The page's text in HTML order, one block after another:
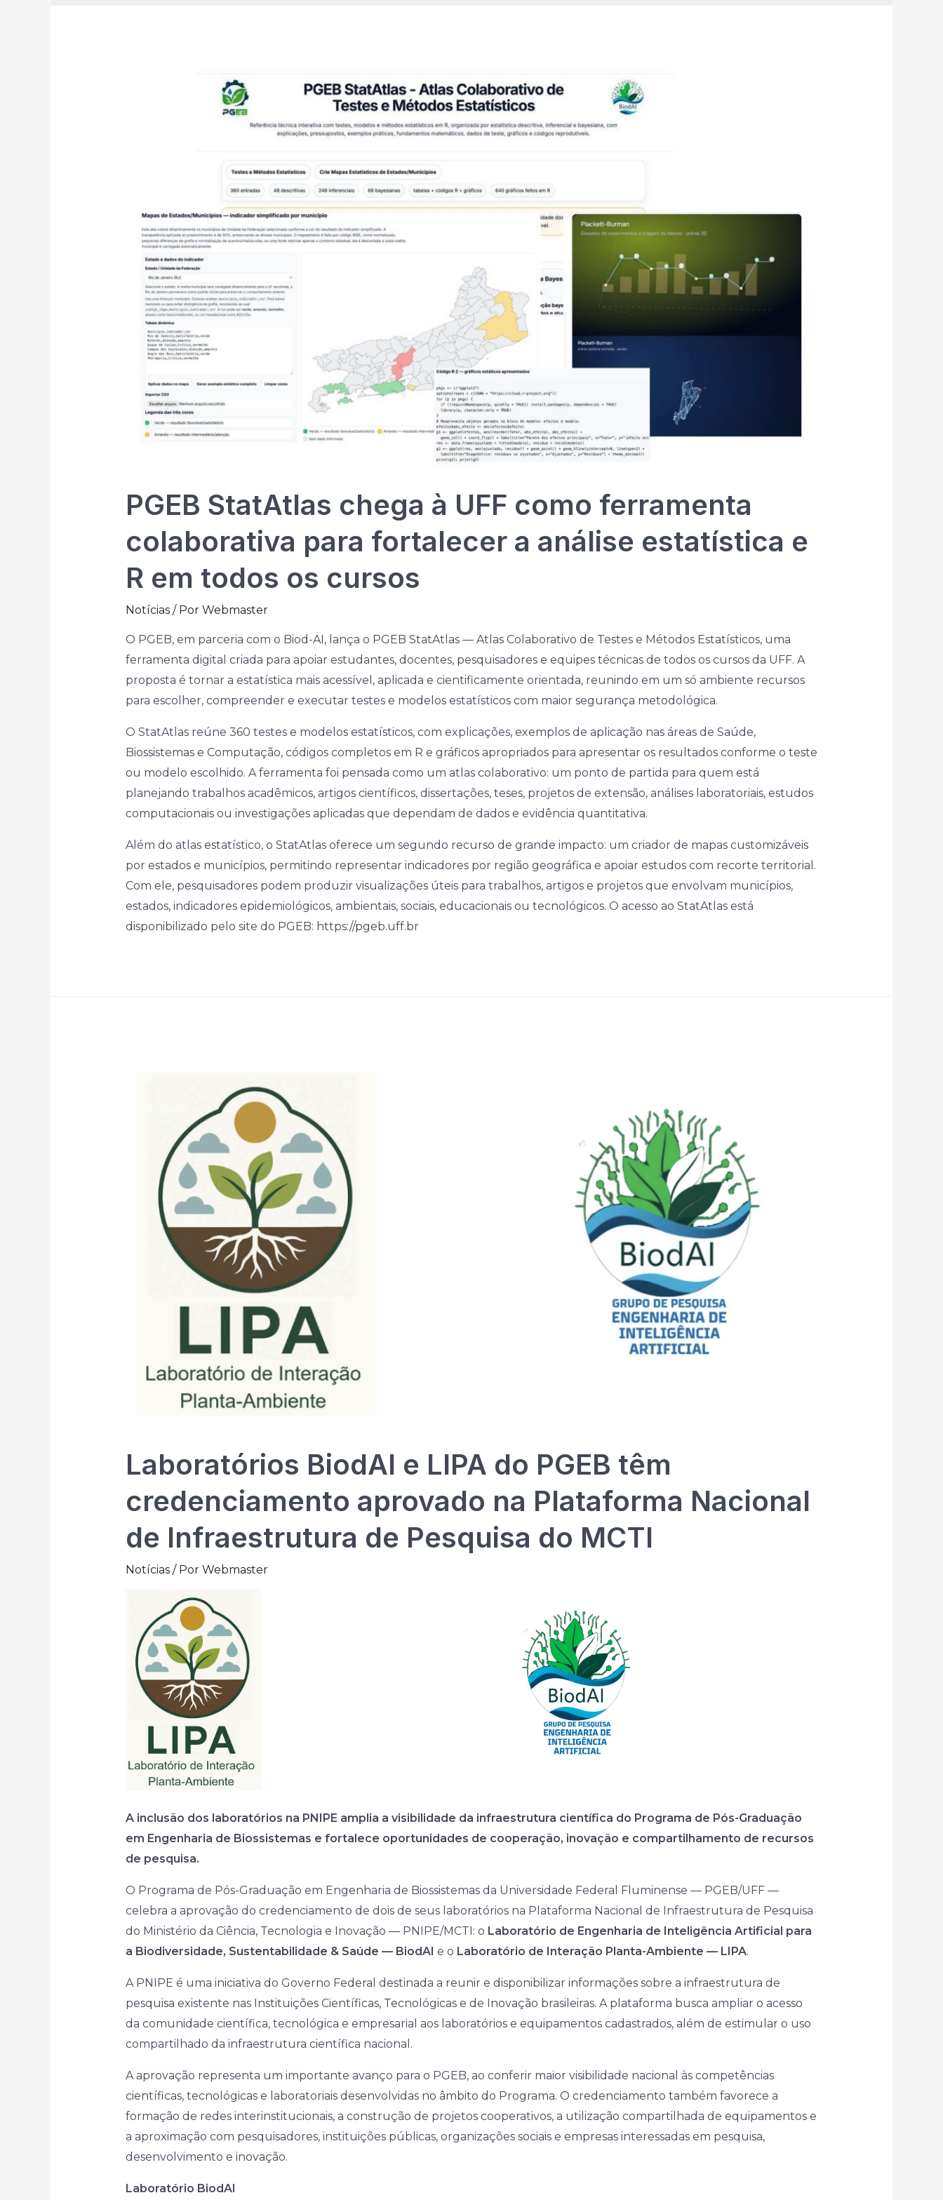
PGEB StatAtlas chega à UFF como ferramenta
colaborativa para fortalecer a análise estatística e
R em todos os cursos
Notícias/ Por Webmaster
O PGEB, em parceria com o Biod-AI, lança o PGEB StatAtlas — Atlas Colaborativo de Testes e Métodos Estatísticos, uma
ferramenta digital criada para apoiar estudantes, docentes, pesquisadores e equipes técnicas de todos os cursos da UFF. A
proposta é tornar a estatística mais acessível, aplicada e cientificamente orientada, reunindo em um só ambiente recursos
para escolher, compreender e executar testes e modelos estatísticos com maior segurança metodológica.
O StatAtlas reúne 360 testes e modelos estatísticos, com explicações, exemplos de aplicação nas áreas de Saúde,
Biossistemas e Computação, códigos completos em R e gráficos apropriados para apresentar os resultados conforme o teste
ou modelo escolhido. A ferramenta foi pensada como um atlas colaborativo: um ponto de partida para quem está
planejando trabalhos acadêmicos, artigos científicos, dissertações, teses, projetos de extensão, análises laboratoriais, estudos
computacionais ou investigações aplicadas que dependam de dados e evidência quantitativa.
Além do atlas estatístico, o StatAtlas oferece um segundo recurso de grande impacto: um criador de mapas customizáveis
por estados e municípios, permitindo representar indicadores por região geográfica e apoiar estudos com recorte territorial.
Com ele, pesquisadores podem produzir visualizações úteis para trabalhos, artigos e projetos que envolvam municípios,
estados, indicadores epidemiológicos, ambientais, sociais, educacionais ou tecnológicos. O acesso ao StatAtlas está
disponibilizado pelo site do PGEB: https://pgeb.uff.br
Laboratórios BiodAI e LIPA do PGEB têm
credenciamento aprovado na Plataforma Nacional
de Infraestrutura de Pesquisa do MCTI
Notícias/ Por Webmaster
A inclusão dos laboratórios na PNIPE amplia a visibilidade da infraestrutura científica do Programa de Pós-Graduação
em Engenharia de Biossistemas e fortalece oportunidades de cooperação, inovação e compartilhamento de recursos
de pesquisa.
O Programa de Pós-Graduação em Engenharia de Biossistemas da Universidade Federal Fluminense — PGEB/UFF —
celebra a aprovação do credenciamento de dois de seus laboratórios na Plataforma Nacional de Infraestrutura de Pesquisa
do Ministério da Ciência, Tecnologia e Inovação — PNIPE/MCTI: o Laboratório de Engenharia de Inteligência Artificial para
a Biodiversidade, Sustentabilidade & Saúde — BiodAI e o Laboratório de Interação Planta-Ambiente — LIPA.
A PNIPE é uma iniciativa do Governo Federal destinada a reunir e disponibilizar informações sobre a infraestrutura de
pesquisa existente nas Instituições Científicas, Tecnológicas e de Inovação brasileiras. A plataforma busca ampliar o acesso
da comunidade científica, tecnológica e empresarial aos laboratórios e equipamentos cadastrados, além de estimular o uso
compartilhado da infraestrutura científica nacional.
A aprovação representa um importante avanço para o PGEB, ao conferir maior visibilidade nacional às competências
científicas, tecnológicas e laboratoriais desenvolvidas no âmbito do Programa. O credenciamento também favorece a
formação de redes interinstitucionais, a construção de projetos cooperativos, a utilização compartilhada de equipamentos e
a aproximação com pesquisadores, instituições públicas, organizações sociais e empresas interessadas em pesquisa,
desenvolvimento e inovação.
Laboratório BiodAI